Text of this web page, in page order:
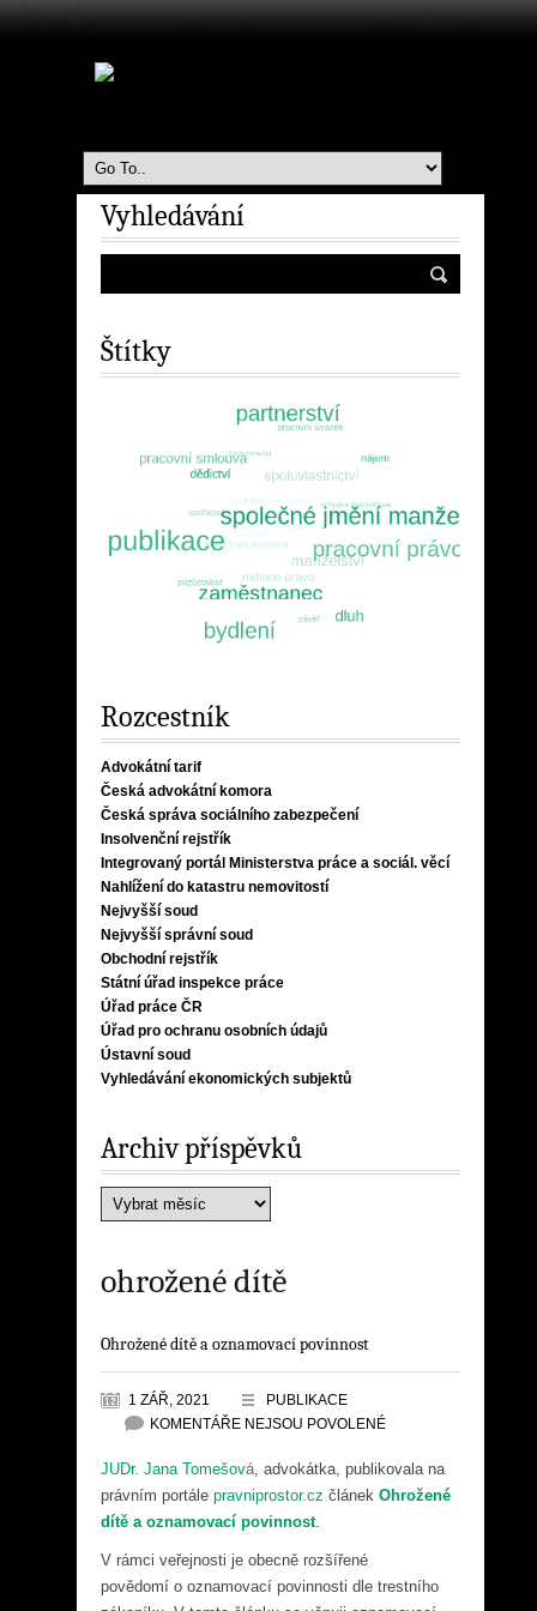
Vyhledávání
Štítky
Rozcestník
Advokátní tarif
Česká advokátní komora
Česká správa sociálního zabezpečení
Insolvenční rejstřík
Integrovaný portál Ministerstva práce a sociál. věcí
Nahlížení do katastru nemovitostí
Nejvyšší soud
Nejvyšší správní soud
Obchodní rejstřík
Státní úřad inspekce práce
Úřad práce ČR
Úřad pro ochranu osobních údajů
Ústavní soud
Vyhledávání ekonomických subjektů
Archiv příspěvků
ohrožené dítě
Ohrožené dítě a oznamovací povinnost
1 ZÁŘ, 2021
PUBLIKACE
KOMENTÁŘE NEJSOU POVOLENÉ
JUDr. Jana Tomešová, advokátka, publikovala na
právním portále pravniprostor.cz článek Ohrožené
dítě a oznamovací povinnost.
V rámci veřejnosti je obecně rozšířené
povědomí o oznamovací povinnosti dle trestního